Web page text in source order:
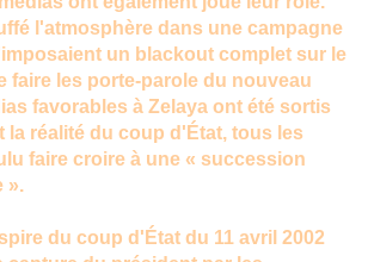
l'atmosphère dans une campagne
un blackout complet sur le
faire les porte-parole du nouveau
favorables à Zelaya ont été sortis
la réalité du coup d'État, tous les
faire croire à une « succession
».
du coup d'État du 11 avril 2002